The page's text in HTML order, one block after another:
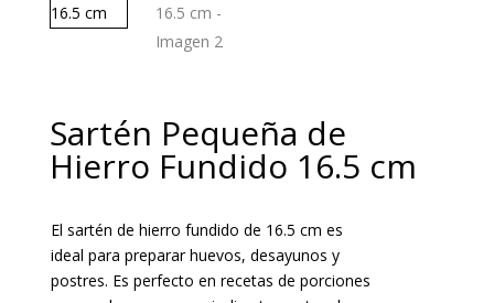
Sartén Pequeña de
Hierro Fundido 16.5 cm
El sartén de hierro fundido de 16.5 cm es
ideal para preparar huevos, desayunos y
postres. Es perfecto en recetas de porciones